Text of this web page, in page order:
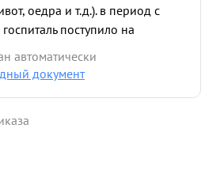
оедра и т.д.). в период с
поступило на
и
часть из них подверглась
Воскресенский - выс
автоматически
документ